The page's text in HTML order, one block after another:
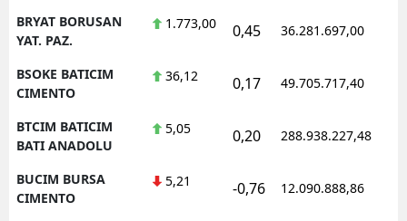
BRYAT BORUSAN
YAT. PAZ.
1.773,00 0,45 36.281.697,00
BSOKE BATICIM
CIMENTO
36,12 0,17 49.705.717,40
BTCIM BATICIM
BATI ANADOLU
5,05 0,20 288.938.227,48
BUCIM BURSA
CIMENTO
5,21 -0,76 12.090.888,86